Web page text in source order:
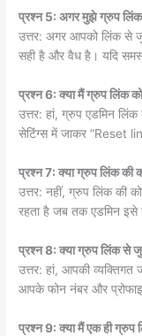
प्रश्न 5: अगर मुझे ग्रुप
उत्तर: अगर आपको लिंक से
सही है और वैध है। यदि
प्रश्न 6: क्या मैं ग्रुप लिंक
उत्तर: हां, ग्रुप एडमिन
सेटिंग्स में जाकर “Reset
प्रश्न 7: क्या ग्रुप लिंक की
उत्तर: नहीं, ग्रुप लिंक की
रहता है जब तक एडमिन इसे
प्रश्न 8: क्या ग्रुप लिंक से
उत्तर: हां, आपकी व्यक्तिगत
आपके फोन नंबर और
प्रश्न 9: क्या मैं एक ही ग्रुप